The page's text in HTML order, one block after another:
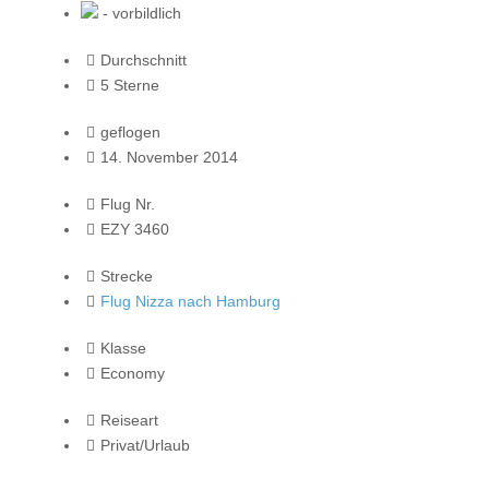
- vorbildlich
Durchschnitt
5 Sterne
geflogen
14. November 2014
Flug Nr.
EZY 3460
Strecke
Flug Nizza nach Hamburg
Klasse
Economy
Reiseart
Privat/Urlaub